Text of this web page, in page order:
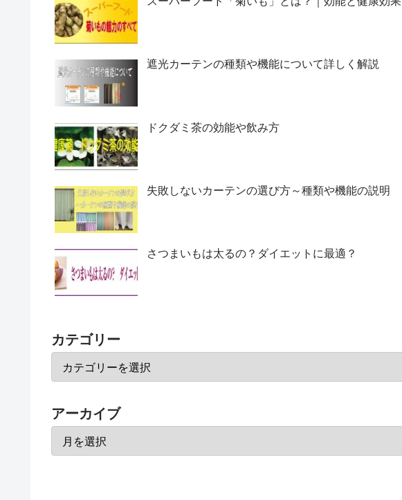
遮光カーテンの種類や機能について詳しく解説
ドクダミ茶の効能や飲み方
失敗しないカーテンの選び方～種類や機能の説明
さつまいもは太るの？ダイエットに最適？
カテゴリー
アーカイブ